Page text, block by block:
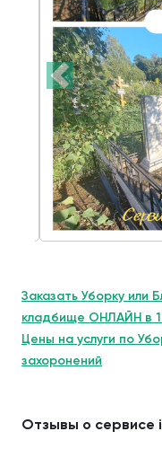
Заказать Уборку
кладбище ОНЛАЙН в 1
Цены на услуги по
захоронений
Отзывы о сервисе